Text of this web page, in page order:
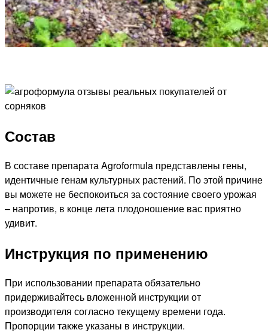
Состав
В составе препарата Agroformula представлены гены,
идентичные генам культурных растений. По этой причине
вы можете не беспокоиться за состояние своего урожая
– напротив, в конце лета плодоношение вас приятно
удивит.
Инструкция по применению
При использовании препарата обязательно
придерживайтесь вложенной инструкции от
производителя согласно текущему времени года.
Пропорции также указаны в инструкции.